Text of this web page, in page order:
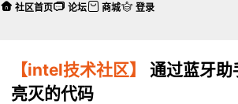
【intel技术社区】
通过蓝牙助
亮灭的代码
社区首页 论坛 商城 登录